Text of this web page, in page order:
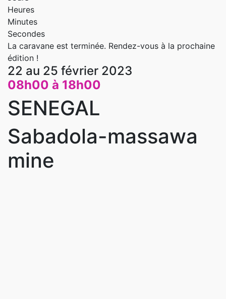
Heures
Minutes
Secondes
La caravane est terminée. Rendez-vous à la prochaine
édition !
22 au 25 février 2023
08h00 à 18h00
SENEGAL
Sabadola-massawa
mine